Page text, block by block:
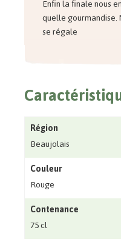
Enfin la finale nous
quelle
se régale
Région
Beaujolais
Couleur
Rouge
Contenance
75 cl